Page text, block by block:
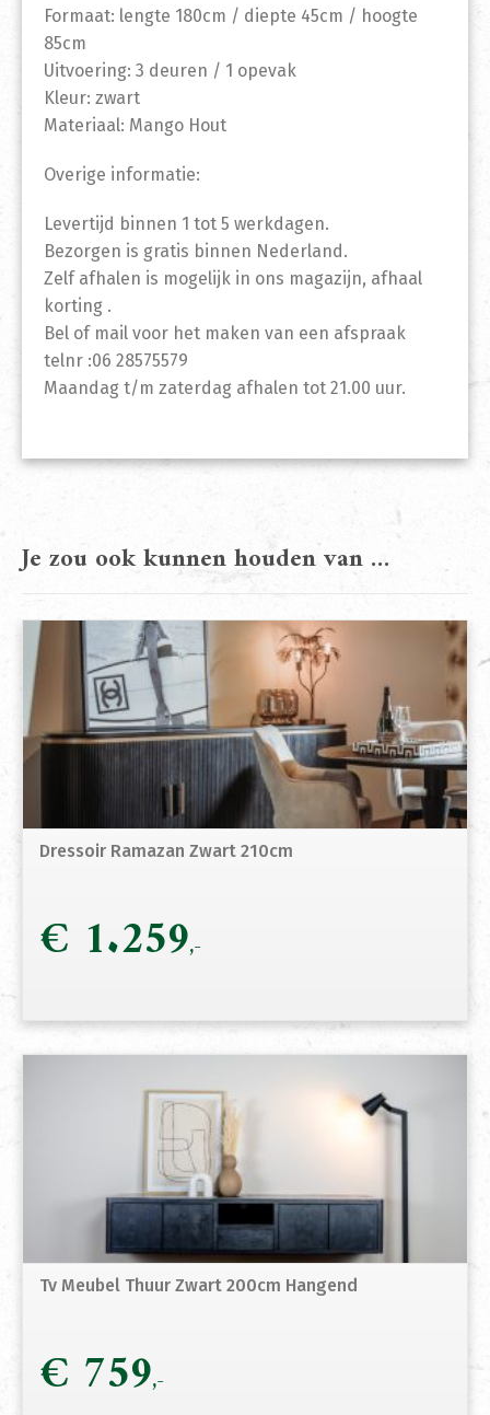
Formaat: lengte 180cm / diepte 45cm / hoogte
85cm
Uitvoering: 3 deuren / 1 opevak
Kleur: zwart
Materiaal: Mango Hout
Overige informatie:
Levertijd binnen 1 tot 5 werkdagen.
Bezorgen is gratis binnen Nederland.
Zelf afhalen is mogelijk in ons magazijn, afhaal
korting .
Bel of mail voor het maken van een afspraak
telnr :06 28575579
Maandag t/m zaterdag afhalen tot 21.00 uur.
Je zou ook kunnen houden van …
Dressoir Ramazan Zwart 210cm
€ 1.259
Tv Meubel Thuur Zwart 200cm Hangend
€ 759